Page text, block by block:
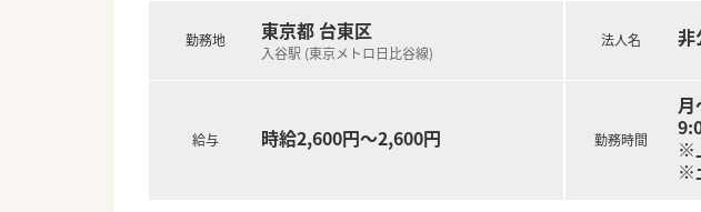
勤務地 東京都 台東区
入谷駅 (東京メトロ日比谷線)
給与 時給2,600円～2,600円
法人名 非
勤務時間
※
※